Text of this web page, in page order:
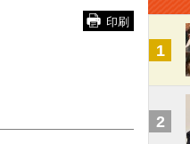
印刷
1
2